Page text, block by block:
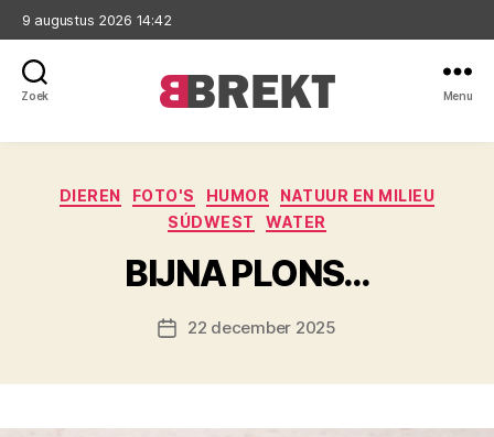
9 augustus 2026 14:42
Zoek Menu
Categorieën
DIEREN FOTO'S HUMOR
NATUUR EN MILIEU
SÚDWEST
WATER
BIJNA PLONS…
Berichtdatum
22 december 2025